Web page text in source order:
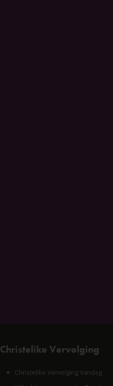
Christelike Vervolging
Christelike Vervolging Vandag